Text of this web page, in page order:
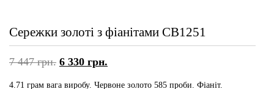
Сережки золоті з фіанітами СВ1251
7 447грн. 6 330 грн.
4.71 грам вага виробу. Червоне золото 585 проби. Фіаніт.